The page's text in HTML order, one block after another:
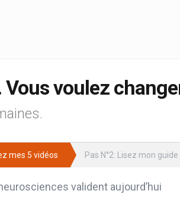
voulez
mes 5 vidéos Pas N°2: Lisez mon guide
valident aujourd’hui